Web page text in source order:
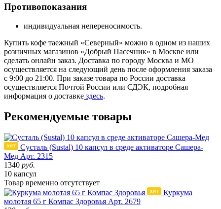
Противопоказания
индивидуальная непереносимость.
Купить кофе таежный «Северный» можно в одном из наших
розничных магазинов «Добрый Пасечник» в Москве или
сделать онлайн заказ. Доставка по городу Москва и МО
осуществляется на следующий день после оформления заказа
с 9:00 до 21:00. При заказе товара по России доставка
осуществляется Почтой России или СДЭК, подробная
информация о доставке здесь.
Рекомендуемые товары
Сусталь (Sustal) 10 капсул в среде активаторе Сашера-
Мед Арт. 2315
1340 руб.
10 капсул
Товар временно отсутствует
Куркума
молотая 65 г Компас Здоровья Арт. 2679